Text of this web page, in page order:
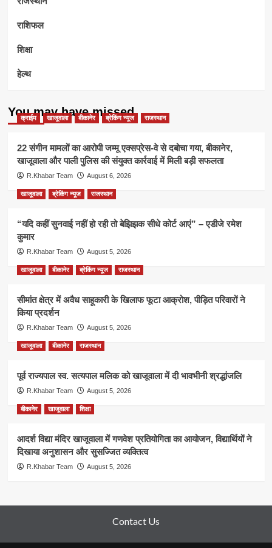
राशिफल
शिक्षा
हेल्थ
You may have missed
क्राईम खाजूवाला बीकानेर ब्रेकिंग न्यूज राजस्थान
22 संगीन मामलों का आरोपी जम्मू एक्सप्रेस-वे से दबोचा गया, बीकानेर,
खाजूवाला और पाली पुलिस की संयुक्त कार्रवाई में मिली बड़ी सफलता
R.Khabar Team August 6, 2026
खाजूवाला ब्रेकिंग न्यूज राजस्थान
“यदि कहीं सुनवाई नहीं हो रही तो बेझिझक सीधे कोर्ट आएं” – एडीजे रमेश
कुमार
R.Khabar Team August 5, 2026
खाजूवाला बीकानेर ब्रेकिंग न्यूज राजस्थान
सीमांत क्षेत्र में अवैध साहूकारी के खिलाफ फूटा आक्रोश, पीड़ित परिवारों ने
किया प्रदर्शन
R.Khabar Team August 5, 2026
खाजूवाला बीकानेर राजस्थान
पूर्व राज्यपाल स्व. सत्यपाल मलिक को खाजूवाला में दी भावभीनी श्रद्धांजलि
R.Khabar Team August 5, 2026
बीकानेर खाजूवाला शिक्षा
आदर्श विद्या मंदिर खाजूवाला में गणवेश प्रतियोगिता का आयोजन, विद्यार्थियों ने
दिखाया अनुशासन और सुसज्जित व्यक्तित्व
R.Khabar Team August 5, 2026
Contact Us